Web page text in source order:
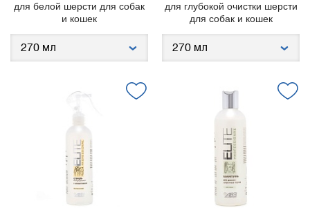
для белой шерсти для собак
и кошек
для глубокой очистки шерсти
для собак и кошек